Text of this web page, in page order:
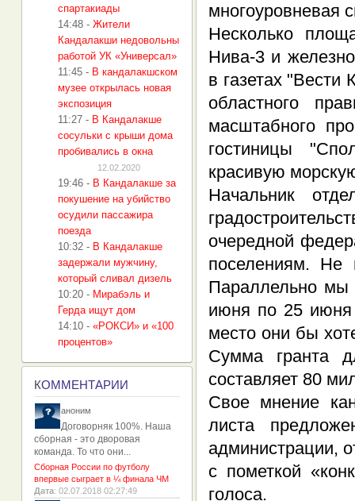
многоуровневая
Несколько
Нива-3 и
в газетах
областного
масштабного
гостиницы
красивую
Начальник
очередной
поселениям. Не
Параллельно мы
июня по 25 июня
место они бы
Сумма гранта
составляет 80
Свое мнение
листа
администрации,
с пометкой
голоса.
спартакиады
14:48 - Жители
Кандалакши недовольны
работой УК «Универсал»
11:45 - В кандалакшском
музее открылась новая
экспозиция
11:27 - В Кандалакше
сосульки с крыши дома
пробивались в окна
12.02.2020
19:46 - В Кандалакше за
покушение на убийство
осудили пассажира
поезда
10:32 - В Кандалакше
задержали мужчину,
который сливал дизель
10:20 - Мирабэль и
Герда ищут дом
14:10 - «РОКСИ» и «100
процентов»
КОММЕНТАРИИ
аноним
Договорняк 100%. Наша
сборная - это дворовая
команда. То что они...
Сборная России по футболу
впервые сыграет в ¼ финала ЧМ
Дата: 02.07.2018 02:27:49